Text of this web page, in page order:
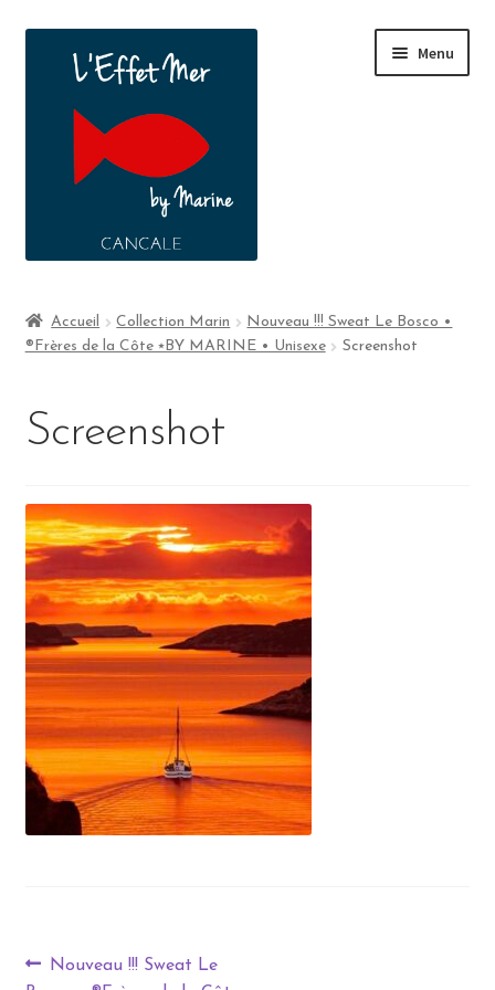
Menu
A propos
Accueil Collection Marin
Nouveau !!! Sweat Le Bosco •
®Frères de la Côte ⭑BY MARINE • Unisexe
Screenshot
Screenshot
Nouveau !!! Sweat Le